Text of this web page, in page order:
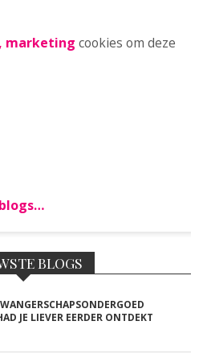
marketing cookies om deze
BLOGS
JE LIEVER EERDER ONTDEKT